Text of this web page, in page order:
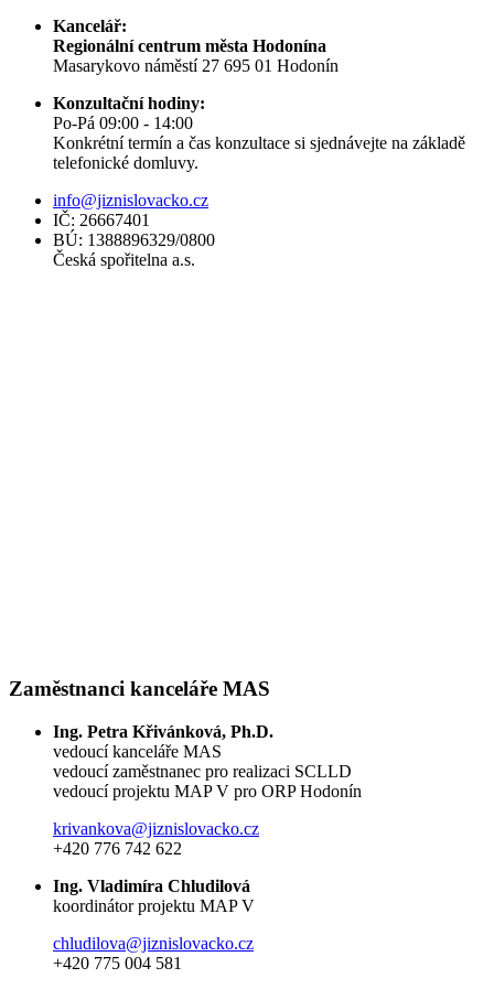
Kancelář:
Regionální centrum města Hodonína
Masarykovo náměstí 27 695 01 Hodonín
Konzultační hodiny:
Po-Pá 09:00 - 14:00
Konkrétní termín a čas konzultace si sjednávejte na základě
telefonické domluvy.
info@jiznislovacko.cz
IČ: 26667401
BÚ: 1388896329/0800
Česká spořitelna a.s.
Zaměstnanci kanceláře MAS
Ing. Petra Křivánková, Ph.D.
vedoucí kanceláře MAS
vedoucí zaměstnanec pro realizaci SCLLD
vedoucí projektu MAP V pro ORP Hodonín
krivankova@jiznislovacko.cz
+420 776 742 622
Ing. Vladimíra Chludilová
koordinátor projektu MAP V
chludilova@jiznislovacko.cz
+420 775 004 581